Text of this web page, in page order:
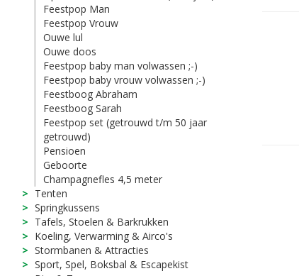
Feestpop Man
Feestpop Vrouw
Ouwe lul
Ouwe doos
Feestpop baby man volwassen ;-)
Feestpop baby vrouw volwassen ;-)
Feestboog Abraham
Feestboog Sarah
Feestpop set (getrouwd t/m 50 jaar
getrouwd)
Pensioen
Geboorte
Champagnefles 4,5 meter
Tenten
Springkussens
Tafels, Stoelen & Barkrukken
Koeling, Verwarming & Airco's
Stormbanen & Attracties
Sport, Spel, Boksbal & Escapekist